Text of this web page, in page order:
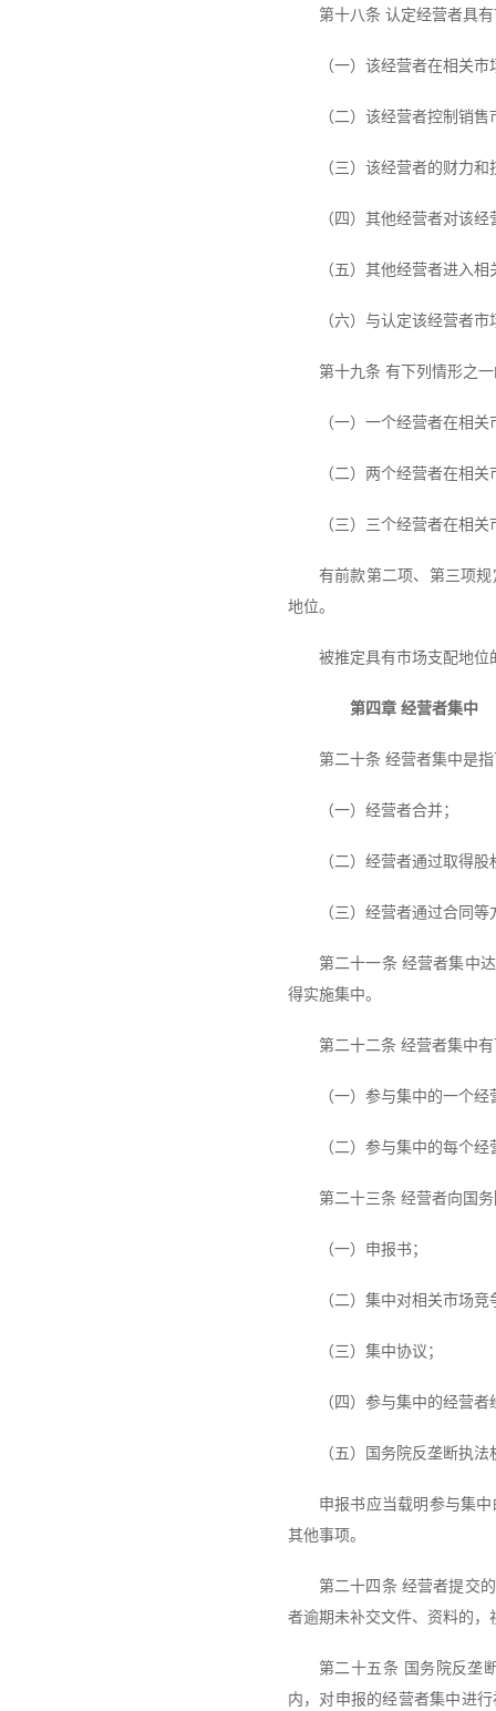
第十八条 认定经营者具
（一）该经营者在相关
（二）该经营者控制销
（三）该经营者的财力
（四）其他经营者对该
（五）其他经营者进入
（六）与认定该经营者
第十九条 有下列情形之
（一）一个经营者在相
（二）两个经营者在相
（三）三个经营者在相
有前款第二项、第三项
地位。
被推定具有市场支配地位
第四章 经营者集中
第二十条 经营者集中是
（一）经营者合并；
（二）经营者通过取得
（三）经营者通过合同
第二十一条 经营者集中
得实施集中。
第二十二条 经营者集中
（一）参与集中的一个
（二）参与集中的每个
第二十三条 经营者向国
（一）申报书；
（二）集中对相关市场
（三）集中协议；
（四）参与集中的经营
（五）国务院反垄断执
申报书应当载明参与集
其他事项。
第二十四条 经营者提交
者逾期未补交文件、资料的，
第二十五条 国务院反垄
内，对申报的经营者集中进